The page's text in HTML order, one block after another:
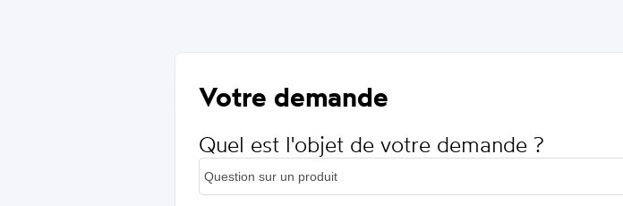
Votre demande
Quel est l'objet de votre demande ?